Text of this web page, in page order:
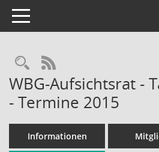
Toggle navigation
Rechercheauswahl
RSS-Feed
WBG-Aufsichtsrat -
- Termine 2015
Informationen